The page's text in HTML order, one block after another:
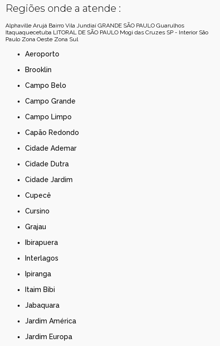
Regiões onde a atende :
Alphaville Arujá Bairro Vila Jundiaí GRANDE SÃO PAULO Guarulhos
Itaquaquecetuba LITORAL DE SÃO PAULO Mogi das Cruzes SP - Interior São
Paulo Zona Oeste Zona Sul
Aeroporto
Brooklin
Campo Belo
Campo Grande
Campo Limpo
Capão Redondo
Cidade Ademar
Cidade Dutra
Cidade Jardim
Cupecê
Cursino
Grajau
Ibirapuera
Interlagos
Ipiranga
Itaim Bibi
Jabaquara
Jardim América
Jardim Europa